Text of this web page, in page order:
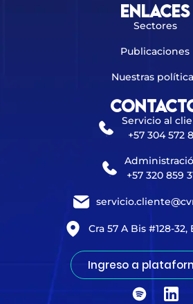
Enlaces
Sectores
Publicaciones
Nuestras
Servicio al
+57 304 572
+57 320 859
Cra 57 A Bis #128-
Ingreso a